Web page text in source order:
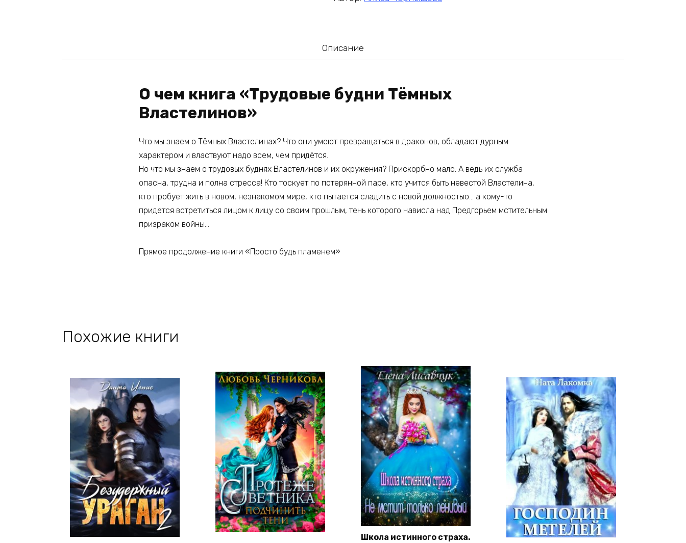
Описание
О чем книга «Трудовые будни Тёмных
Властелинов»
Что мы знаем о Тёмных Властелинах? Что они умеют превращаться в драконов, обладают дурным
характером и властвуют надо всем, чем придётся.
Но что мы знаем о трудовых буднях Властелинов и их окружения? Прискорбно мало. А ведь их служба
опасна, трудна и полна стресса! Кто тоскует по потерянной паре, кто учится быть невестой Властелина,
кто пробует жить в новом, незнакомом мире, кто пытается сладить с новой должностью… а кому-то
придётся встретиться лицом к лицу со своим прошлым, тень которого нависла над Предгорьем мстительным
призраком войны…
Прямое продолжение книги «Просто будь пламенем»
Похожие книги
Школа истинного страха.